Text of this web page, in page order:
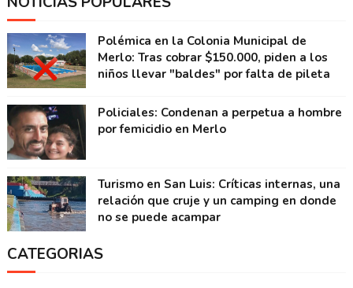
Polémica en la Colonia Municipal de
Merlo: Tras cobrar $150.000, piden a los
niños llevar "baldes" por falta de pileta
Policiales: Condenan a perpetua a hombre
por femicidio en Merlo
Turismo en San Luis: Críticas internas, una
relación que cruje y un camping en donde
no se puede acampar
CATEGORIAS